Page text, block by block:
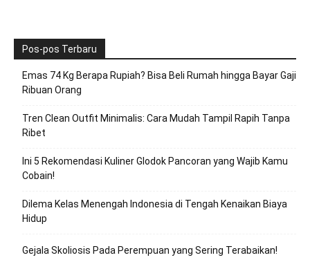
Pos-pos Terbaru
Emas 74 Kg Berapa Rupiah? Bisa Beli Rumah hingga Bayar Gaji
Ribuan Orang
Tren Clean Outfit Minimalis: Cara Mudah Tampil Rapih Tanpa
Ribet
Ini 5 Rekomendasi Kuliner Glodok Pancoran yang Wajib Kamu
Cobain!
Dilema Kelas Menengah Indonesia di Tengah Kenaikan Biaya
Hidup
Gejala Skoliosis Pada Perempuan yang Sering Terabaikan!